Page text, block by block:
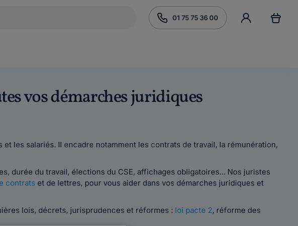
01 75 75 36 00
vos démarches juridiques
les salariés. Il encadre notamment les contrats de travail, la rémunération,
durée du travail, élections du CSE, affichages obligatoires... Nos juristes
contrats et de lettres, pour vous aider dans vos démarches juridiques et
lois, décrets, jurisprudences et réformes : loi pacte 2, réforme des